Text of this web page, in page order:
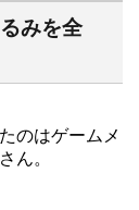
みを全
のはゲームメ
ん。